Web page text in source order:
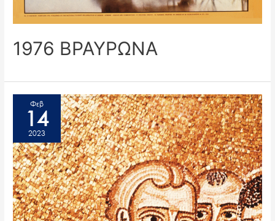
1976 ΒΡΑΥΡΩΝΑ
Φεβ
14
2023